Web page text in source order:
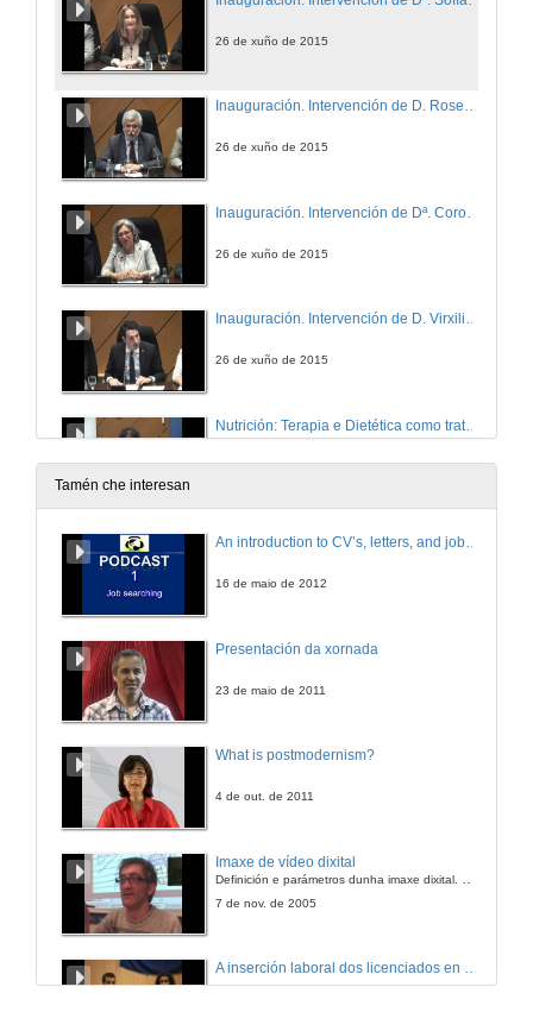
26 de xuño de 2015
Inauguración. Intervención de D. Rosendo Fernández
26 de xuño de 2015
26 de xuño de 2015
Inauguración. Intervención de D. Virxilio Rodríguez Vázquez
26 de xuño de 2015
26 de xuño de 2015
Perspectivas en Atención de Enfermaría
Tamén che interesan
An introduction to CV’s, letters, and job searching
16 de maio de 2012
Presentación da xornada
23 de maio de 2011
What is postmodernism?
4 de out. de 2011
Imaxe de vídeo dixital
Definición e parámetros dunha imaxe dixital. Resolución e Aspecto. Profundidade da cor. Compresión. Frame por segundo. Entrelazado. Campos, cadros
7 de nov. de 2005
A inserción laboral dos licenciados en Ciencias do Mar: a carreira investigadora